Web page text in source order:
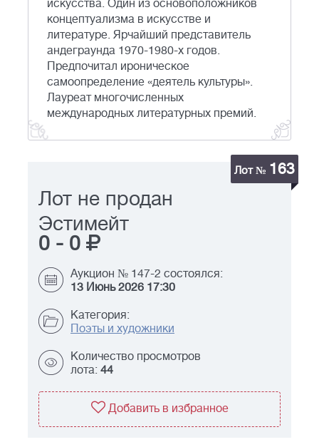
искусства. Один из основоположников
концептуализма в искусстве и
литературе. Ярчайший представитель
андеграунда 1970-1980-х годов.
Предпочитал ироническое
самоопределение «деятель культуры».
Лауреат многочисленных
международных литературных премий.
Лот № 163
Лот не продан
Эстимейт
0 - 0
Аукцион № 147-2 состоялся:
13 Июнь 2026 17:30
Категория:
Поэты и художники
Количество просмотров
лота: 44
Добавить в избранное